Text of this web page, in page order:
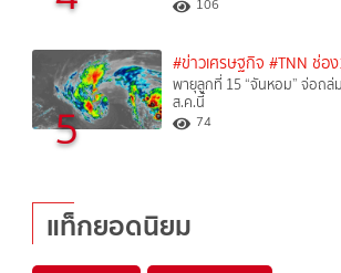
106
5
#ข่าวเศรษฐกิจ #TNN ช่อ
พายุลูกที่ 15 “จันหอม” จ่อถล่
ส.ค.นี้
74
แท็กยอดนิยม